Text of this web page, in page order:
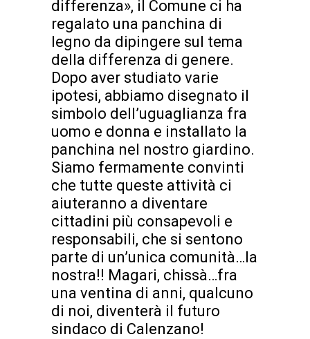
differenza», il Comune ci ha
regalato una panchina di
legno da dipingere sul tema
della differenza di genere.
Dopo aver studiato varie
ipotesi, abbiamo disegnato il
simbolo dell’uguaglianza fra
uomo e donna e installato la
panchina nel nostro giardino.
Siamo fermamente convinti
che tutte queste attività ci
aiuteranno a diventare
cittadini più consapevoli e
responsabili, che si sentono
parte di un’unica comunità…la
nostra!! Magari, chissà…fra
una ventina di anni, qualcuno
di noi, diventerà il futuro
sindaco di Calenzano!